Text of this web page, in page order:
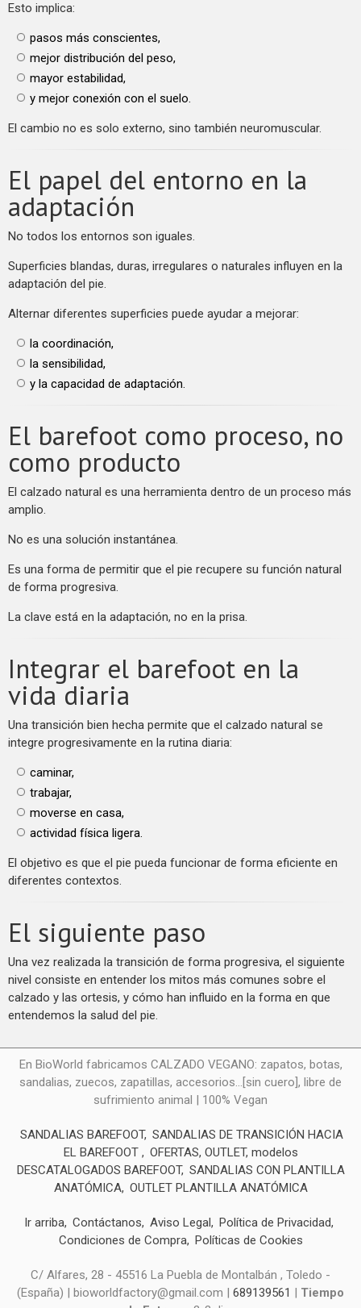
Esto implica:
pasos más conscientes,
mejor distribución del peso,
mayor estabilidad,
y mejor conexión con el suelo.
El cambio no es solo externo, sino también neuromuscular.
El papel del entorno en la
adaptación
No todos los entornos son iguales.
Superficies blandas, duras, irregulares o naturales influyen en la
adaptación del pie.
Alternar diferentes superficies puede ayudar a mejorar:
la coordinación,
la sensibilidad,
y la capacidad de adaptación.
El barefoot como proceso, no
como producto
El calzado natural es una herramienta dentro de un proceso más
amplio.
No es una solución instantánea.
Es una forma de permitir que el pie recupere su función natural
de forma progresiva.
La clave está en la adaptación, no en la prisa.
Integrar el barefoot en la
vida diaria
Una transición bien hecha permite que el calzado natural se
integre progresivamente en la rutina diaria:
caminar,
trabajar,
moverse en casa,
actividad física ligera.
El objetivo es que el pie pueda funcionar de forma eficiente en
diferentes contextos.
El siguiente paso
Una vez realizada la transición de forma progresiva, el siguiente
nivel consiste en entender los mitos más comunes sobre el
calzado y las ortesis, y cómo han influido en la forma en que
entendemos la salud del pie.
En BioWorld fabricamos CALZADO VEGANO: zapatos, botas,
sandalias, zuecos, zapatillas, accesorios...[sin cuero], libre de
sufrimiento animal | 100% Vegan
SANDALIAS BAREFOOT SANDALIAS DE TRANSICIÓN HACIA
EL BAREFOOT
OFERTAS, OUTLET, modelos
DESCATALOGADOS BAREFOOT SANDALIAS CON PLANTILLA
ANATÓMICA OUTLET PLANTILLA ANATÓMICA
Ir arriba Contáctanos Aviso Legal
Política de Privacidad
Condiciones de Compra
Políticas de Cookies
C/ Alfares, 28 - 45516 La Puebla de Montalbán , Toledo -
(España) | bioworldfactory@gmail.com | 689139561
Tiempo